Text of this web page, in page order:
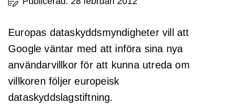
Europas dataskyddsmyndigheter vill att
Google väntar med att införa sina nya
användarvillkor för att kunna utreda om
villkoren följer europeisk
dataskyddslagstiftning.